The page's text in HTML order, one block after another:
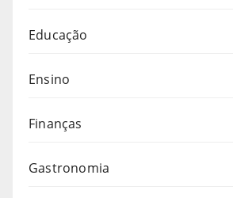
Educação
Ensino
Finanças
Gastronomia